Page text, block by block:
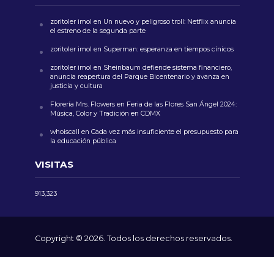
zoritoler imol en Un nuevo y peligroso troll: Netflix anuncia
el estreno de la segunda parte
zoritoler imol en Superman: esperanza en tiempos cínicos
zoritoler imol en Sheinbaum defiende sistema financiero,
anuncia reapertura del Parque Bicentenario y avanza en
justicia y cultura
Florería Mrs. Flowersen Feria de las Flores San Ángel 2024:
Música, Color y Tradición en CDMX
whoiscall en Cada vez más insuficiente el presupuesto para
la educación pública
VISITAS
913,323
Copyright © 2026. Todos los derechos reservados.